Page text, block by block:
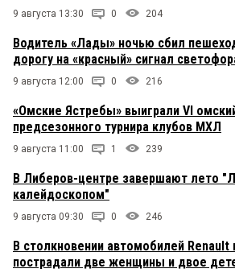
9 августа 13:30 0 204
Водитель «Лады» ночью сбил
дорогу на «красный» сигнал
9 августа 12:00 0 216
«Омские Ястребы» выиграли VI
предсезонного турнира клубов МХЛ
9 августа 11:00 1 239
В Либеров-центре завершают лето
калейдоскопом"
9 августа 09:30 0 246
В столкновении автомобилей
пострадали две женщины и двое